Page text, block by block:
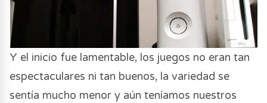
Y el inicio fue lamentable, los juegos no eran tan
espectaculares ni tan buenos, la variedad se
sentía mucho menor y aún teníamos nuestros